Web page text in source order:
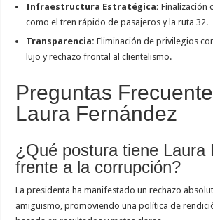
Infraestructura Estratégica: Finalización
como el tren rápido de pasajeros y la ruta 32.
Transparencia: Eliminación de privilegios
lujo y rechazo frontal al clientelismo.
Preguntas
Laura Fernández
¿Qué postura tiene Laura
frente a la corrupción?
La presidenta ha manifestado un rechazo
amiguismo, promoviendo una política de